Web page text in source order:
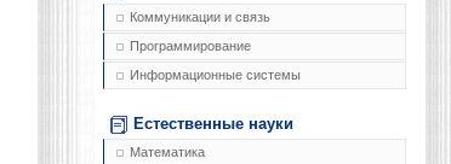
Коммуникации и связь
Программирование
Информационные системы
Естественные науки
Математика